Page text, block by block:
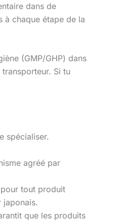
dans de
à chaque étape de la
(GMP/GHP) dans
Si tu
spécialiser.
agréé par
tout produit
japonais.
que les produits